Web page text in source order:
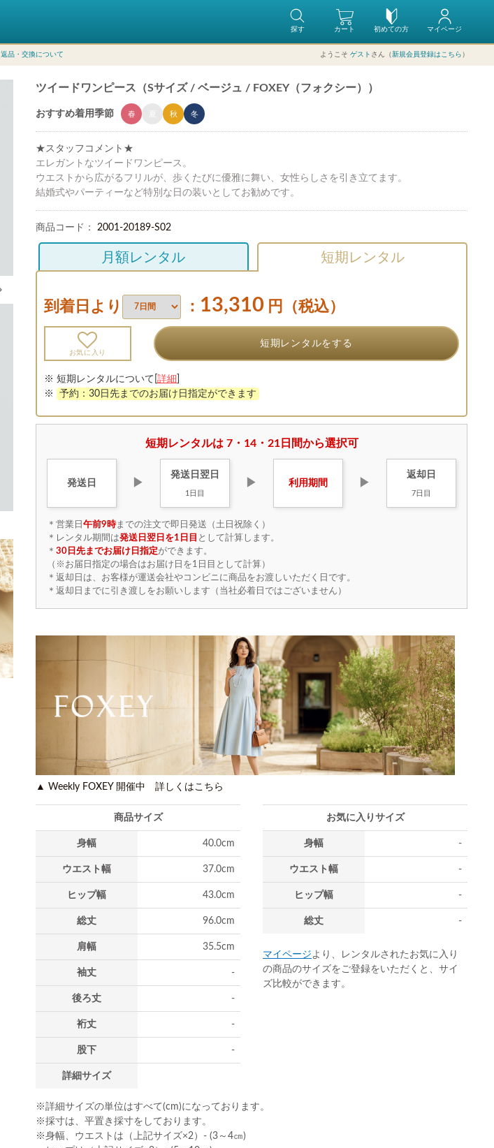
初めての方
カート マイページ
探す
返品・交換について ようこそ ゲスト さん（新規会員登録はこちら ）
ツイードワンピース（Sサイズ / ベージュ / FOXEY（フォクシー））
おすすめ着用季節 春 秋 冬
★スタッフコメント★
エレガントなツイードワンピース。
ウエストから広がるフリルが、歩くたびに優雅に舞い、女性らしさを引き立てます。
結婚式やパーティーなど特別な日の装いとしてお勧めです。
商品コード： 2001-20189-S02
月額レンタル 短期レンタル
到着日より ： 13,310 円（税込）
お気に入り
短期レンタルをする
※ 短期レンタルについて[ 詳細
※
予約：30日先までのお届け日指定ができます
短期レンタルは 7・14・21日間から選択可
発送日 ▶
発送日 翌日
1日目
▶ 利用期間 ▶
返却日
7日目
＊営業日 午前9時までの注文で即日発送（土日祝除く）
＊レンタル期間は発送日翌日を1日目 として計算します。
＊ 30日先までお届け日指定ができます。
（※お届日指定の場合はお届け日を1日目として計算）
＊返却日は、お客様が運送会社やコンビニに商品をお渡しいただく日です。
＊返却日までに引き渡しをお願いします（当社必着日ではございません）
▲ Weekly FOXEY 開催中 詳しくはこちら
商品サイズ
身幅 40.0cm
ウエスト幅 37.0cm
ヒップ幅 43.0cm
総丈 96.0cm
肩幅 35.5cm
袖丈 -
後ろ丈 -
裄丈 -
股下 -
詳細サイズ
お気に入りサイズ
身幅 -
ウエスト幅 -
ヒップ幅 -
総丈 -
マイページより、レンタルされたお気に入り
の商品のサイズをご登録をいただくと、サイ
ズ比較ができます。
※詳細サイズの単位はすべて(cm)になっております。
※採寸は、平置き採寸をしております。
※身幅、ウエストは（上記サイズ×2）- (3～4㎝)